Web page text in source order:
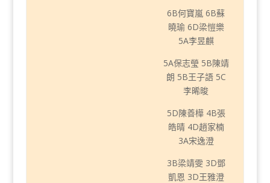
6B何寶嵐 6B蘇
曉瑜 6D梁愷樂
5A李昱麒
5A保志瑩 5B陳靖
朗 5B王子語 5C
李晞晙
5D陳善樺 4B張
皓晴 4D趙家楠
3A宋逸澄
3B梁靖雯 3D鄧
凱恩 3D王雅澄